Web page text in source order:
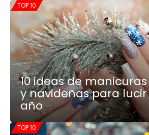
TOP 10
10 ideas de
y navideñas para
año
TOP 10